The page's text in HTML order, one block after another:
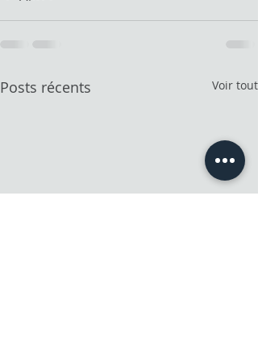
Posts récents Voir tout